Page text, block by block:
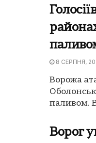
8 СЕРПНЯ,
Ворожа
паливом.
Ворог